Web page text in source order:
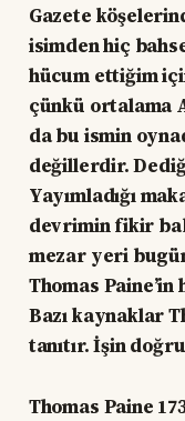
Gazete
isimden hiç
hücum ettiğim
çünkü ortalama
da bu ismin
değillerdir.
Yayımladığı
devrimin fikir
mezar yeri
Thomas Paine’in
Bazı kaynaklar
tanıtır. İşin
Thomas Paine